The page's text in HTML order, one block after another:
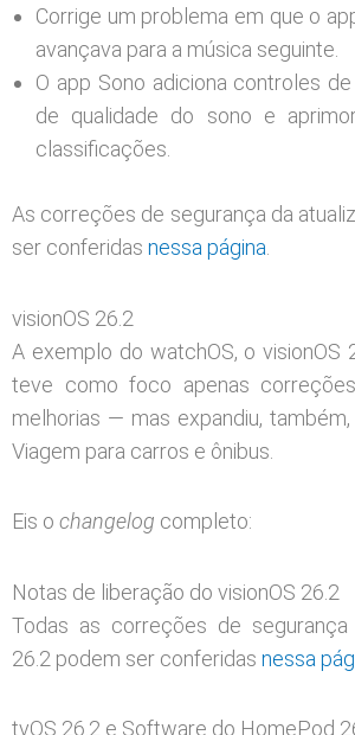
Corrige um problema em que o
avançava para a música seguinte.
O app Sono adiciona controles
de qualidade do sono e
classificações.
As correções de segurança da
ser conferidas nessa página.
visionOS 26.2
A exemplo do watchOS, o visionOS
teve como foco apenas
melhorias — mas expandiu,
Viagem para carros e ônibus.
Eis o changelog completo:
Notas de liberação do visionOS 26.2
Todas as correções de segurança
26.2 podem ser conferidas nessa
tvOS 26.2 e Software do HomePod